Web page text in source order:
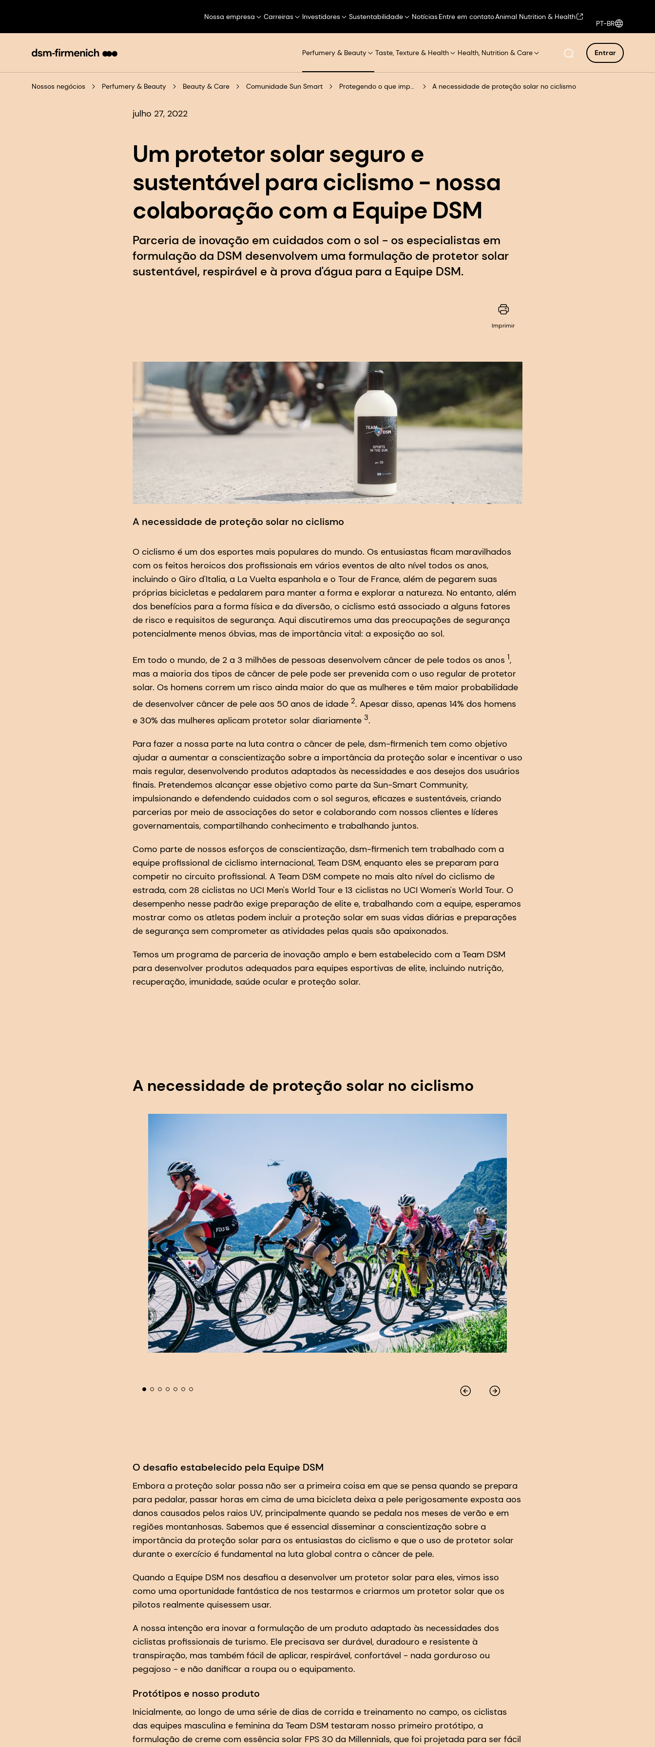
Nossa empresa Carreiras Investidores Sustentabilidade NotíciasEntre em contatoAnimal Nutrition & Health
PT-BR
Perfumery & Beauty Taste, Texture & Health Health, Nutrition & Care Entrar
Nossos negócios Perfumery & Beauty Beauty & Care Comunidade Sun Smart Protegendo o que importa A necessidade de proteção solar no ciclismo
julho 27, 2022
Um protetor solar seguro e
sustentável para ciclismo - nossa
colaboração com a Equipe DSM
Parceria de inovação em cuidados com o sol - os especialistas em
formulação da DSM desenvolvem uma formulação de protetor solar
sustentável, respirável e à prova d'água para a Equipe DSM.
Imprimir
A necessidade de proteção solar no ciclismo
O ciclismo é um dos esportes mais populares do mundo. Os entusiastas ficam maravilhados
com os feitos heroicos dos profissionais em vários eventos de alto nível todos os anos,
incluindo o Giro d'Italia, a La Vuelta espanhola e o Tour de France, além de pegarem suas
próprias bicicletas e pedalarem para manter a forma e explorar a natureza. No entanto, além
dos benefícios para a forma física e da diversão, o ciclismo está associado a alguns fatores
de risco e requisitos de segurança. Aqui discutiremos uma das preocupações de segurança
potencialmente menos óbvias, mas de importância vital: a exposição ao sol.
Em todo o mundo, de 2 a 3 milhões de pessoas desenvolvem câncer de pele todos os anos 1,
mas a maioria dos tipos de câncer de pele pode ser prevenida com o uso regular de protetor
solar. Os homens correm um risco ainda maior do que as mulheres e têm maior probabilidade
de desenvolver câncer de pele aos 50 anos de idade 2. Apesar disso, apenas 14% dos homens
e 30% das mulheres aplicam protetor solar diariamente 3.
Para fazer a nossa parte na luta contra o câncer de pele, dsm-firmenich tem como objetivo
ajudar a aumentar a conscientização sobre a importância da proteção solar e incentivar o uso
mais regular, desenvolvendo produtos adaptados às necessidades e aos desejos dos usuários
finais. Pretendemos alcançar esse objetivo como parte da Sun-Smart Community,
impulsionando e defendendo cuidados com o sol seguros, eficazes e sustentáveis, criando
parcerias por meio de associações do setor e colaborando com nossos clientes e líderes
governamentais, compartilhando conhecimento e trabalhando juntos.
Como parte de nossos esforços de conscientização, dsm-firmenich tem trabalhado com a
equipe profissional de ciclismo internacional, Team DSM, enquanto eles se preparam para
competir no circuito profissional. A Team DSM compete no mais alto nível do ciclismo de
estrada, com 28 ciclistas no UCI Men's World Tour e 13 ciclistas no UCI Women's World Tour. O
desempenho nesse padrão exige preparação de elite e, trabalhando com a equipe, esperamos
mostrar como os atletas podem incluir a proteção solar em suas vidas diárias e preparações
de segurança sem comprometer as atividades pelas quais são apaixonados.
Temos um programa de parceria de inovação amplo e bem estabelecido com a Team DSM
para desenvolver produtos adequados para equipes esportivas de elite, incluindo nutrição,
recuperação, imunidade, saúde ocular e proteção solar.
A necessidade de proteção solar no ciclismo
O desafio estabelecido pela Equipe DSM
Embora a proteção solar possa não ser a primeira coisa em que se pensa quando se prepara
para pedalar, passar horas em cima de uma bicicleta deixa a pele perigosamente exposta aos
danos causados pelos raios UV, principalmente quando se pedala nos meses de verão e em
regiões montanhosas. Sabemos que é essencial disseminar a conscientização sobre a
importância da proteção solar para os entusiastas do ciclismo e que o uso de protetor solar
durante o exercício é fundamental na luta global contra o câncer de pele.
Quando a Equipe DSM nos desafiou a desenvolver um protetor solar para eles, vimos isso
como uma oportunidade fantástica de nos testarmos e criarmos um protetor solar que os
pilotos realmente quisessem usar.
A nossa intenção era inovar a formulação de um produto adaptado às necessidades dos
ciclistas profissionais de turismo. Ele precisava ser durável, duradouro e resistente à
transpiração, mas também fácil de aplicar, respirável, confortável - nada gorduroso ou
pegajoso - e não danificar a roupa ou o equipamento.
Protótipos e nosso produto
Inicialmente, ao longo de uma série de dias de corrida e treinamento no campo, os ciclistas
das equipes masculina e feminina da Team DSM testaram nosso primeiro protótipo, a
formulação de creme com essência solar FPS 30 da Millennials, que foi projetada para ser fácil